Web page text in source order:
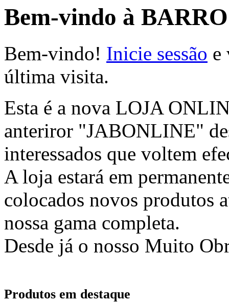
Bem-vindo à
Bem-vindo! Inicie sessão e
última visita.
Esta é a nova LOJA
anteriror "JABONLINE"
interessados que voltem
A loja estará em
colocados novos produtos
nossa gama completa.
Desde já o nosso Muito
Produtos em destaque